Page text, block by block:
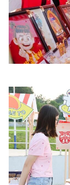
江
主题宣传
精品生产
文化交流
紫金文化艺术节